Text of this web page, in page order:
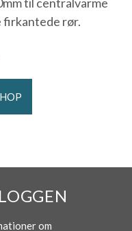
firkantede rør.
om